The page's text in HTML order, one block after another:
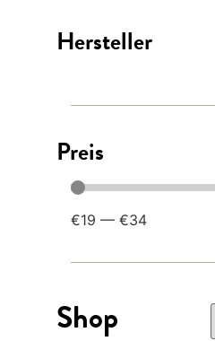
Hersteller
Preis
€19 — €34
Shop